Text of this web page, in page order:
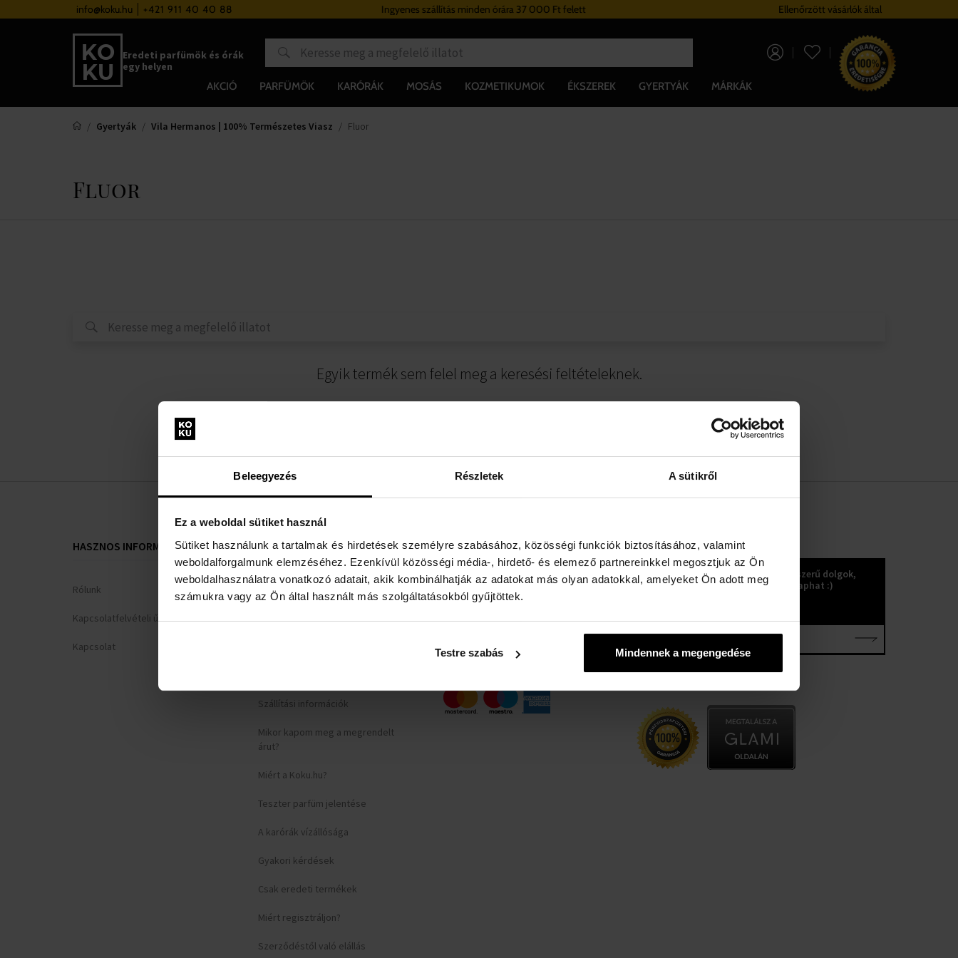
Beleegyezés Részletek A sütikről
Ez a weboldal sütiket használ
Sütiket használunk a tartalmak és hirdetések személyre szabásához, közösségi funkciók biztosításához, valamint
weboldalforgalmunk elemzéséhez. Ezenkívül közösségi média-, hirdető- és elemező partnereinkkel megosztjuk az Ön
weboldalhasználatra vonatkozó adatait, akik kombinálhatják az adatokat más olyan adatokkal, amelyeket Ön adott meg
számukra vagy az Ön által használt más szolgáltatásokból gyűjtöttek.
Testre szabás Mindennek a megengedése
info@koku.hu +421 911 40 40 88
Hűségrendszer Ingyenes szállítás minden órára 37 000 Ft felett Ellenőrzött vásárlók által
Eredeti parfümök és órák
egy helyen
0 Ft
AKCIÓ PARFÜMÖK KARÓRÁK MOSÁS KOZMETIKUMOK ÉKSZEREK GYERTYÁK MÁRKÁK
Gyertyák Vila Hermanos | 100% Természetes Viasz Fluor
Fluor
Egyik termék sem felel meg a keresési feltételeknek.
HASZNOS INFORMÁCIÓK
Rólunk
Kapcsolatfelvételi űrlap
Kapcsolat
VÁSÁRLÓI TÁJÉKOZTATÓ
Hűségrendszer
Általános Szerződési Feltételek
Szállítási információk
Mikor kapom meg a megrendelt
árut?
Miért a Koku.hu?
Teszter parfüm jelentése
A karórák vízállósága
Gyakori kérdések
Csak eredeti termékek
Miért regisztráljon?
Szerződéstől való elállás
FIZETÉSI INFORMÁCIÓK
Utánvéttel
KOKULETTER
Újdonságok, trendek és egyéb nagyszerű dolgok,
amelyeket a kokuletter küldésével kaphat :)